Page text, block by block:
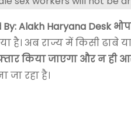
Alakh Haryana Desk
है। अब राज्य में किसी ढाबे
किया जाएगा और न ही
जा रहा है।